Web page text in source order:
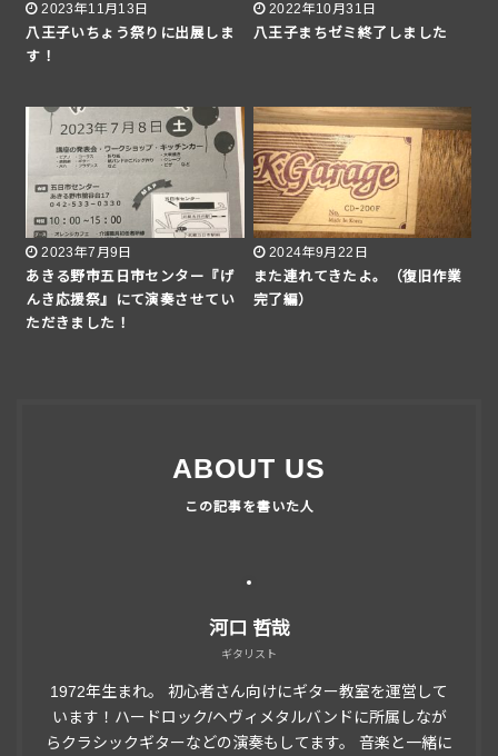
2023年11月13日
八王子いちょう祭りに出展しま
す！
2022年10月31日
八王子まちゼミ終了しました
2023年7月9日
あきる野市五日市センター『げ
んき応援祭』にて演奏させてい
ただきました！
2024年9月22日
また連れてきたよ。（復旧作業
完了編）
ABOUT US
河口 哲哉
ギタリスト
1972年生まれ。 初心者さん向けにギター教室を運営して
います！ハードロック/ヘヴィメタルバンドに所属しなが
らクラシックギターなどの演奏もしてます。 音楽と一緒に